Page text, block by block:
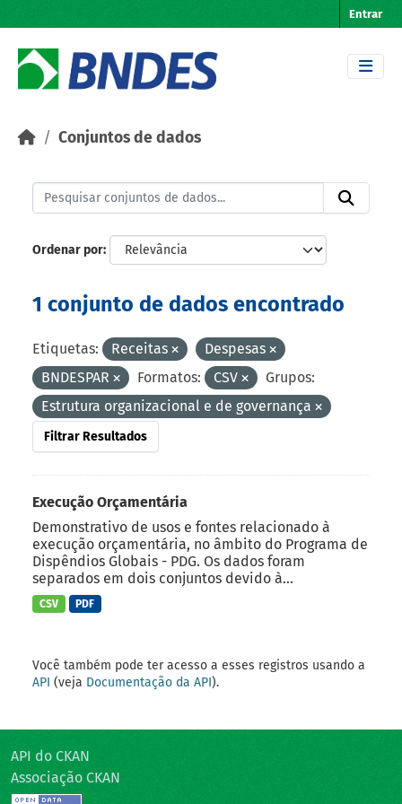
Entrar
Conjuntos de dados
Ordenar por
1 conjunto de dados encontrado
Etiquetas: Receitas
Despesas
BNDESPAR
Formatos: CSV
Grupos:
Estrutura organizacional e de governança
Filtrar Resultados
Execução Orçamentária
Demonstrativo de usos e fontes relacionado à
execução orçamentária, no âmbito do Programa de
Dispêndios Globais - PDG. Os dados foram
separados em dois conjuntos devido à...
CSV PDF
Você também pode ter acesso a esses registros usando a
API (veja Documentação da API).
API do CKAN
Associação CKAN